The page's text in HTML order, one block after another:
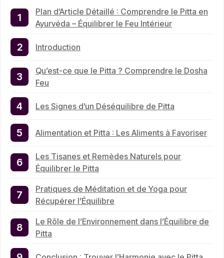
Plan d’Article Détaillé : Comprendre le Pitta en
Ayurvéda – Équilibrer le Feu Intérieur
Introduction
Qu’est-ce que le Pitta ? Comprendre le Dosha
Feu
Les Signes d’un Déséquilibre de Pitta
Alimentation et Pitta : Les Aliments à Favoriser
Les Tisanes et Remèdes Naturels pour
Équilibrer le Pitta
Pratiques de Méditation et de Yoga pour
Récupérer l’Équilibre
Le Rôle de l’Environnement dans l’Équilibre de
Pitta